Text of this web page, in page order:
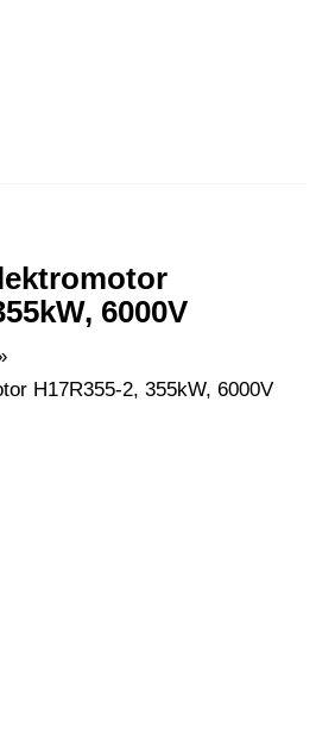
6000V
H17R355-2, 355kW, 6000V